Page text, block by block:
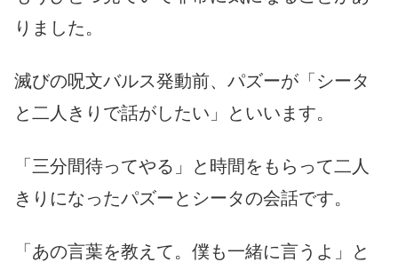
りました。
滅びの呪文バルス発動前、パズーが「シータ
と二人きりで話がしたい」といいます。
「三分間待ってやる」と時間をもらって二人
きりになったパズーとシータの会話です。
「あの言葉を教えて。僕も一緒に言うよ」と